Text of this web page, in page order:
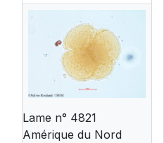
Lame n° 4821
Amérique du Nord